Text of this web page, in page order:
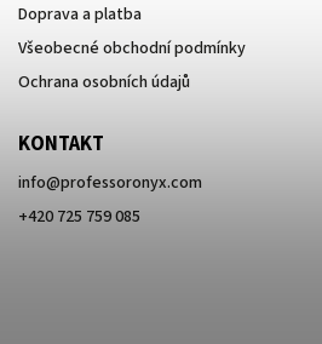
Doprava a platba
Všeobecné obchodní podmínky
Ochrana osobních údajů
KONTAKT
info@professoronyx.com
+420 725 759 085